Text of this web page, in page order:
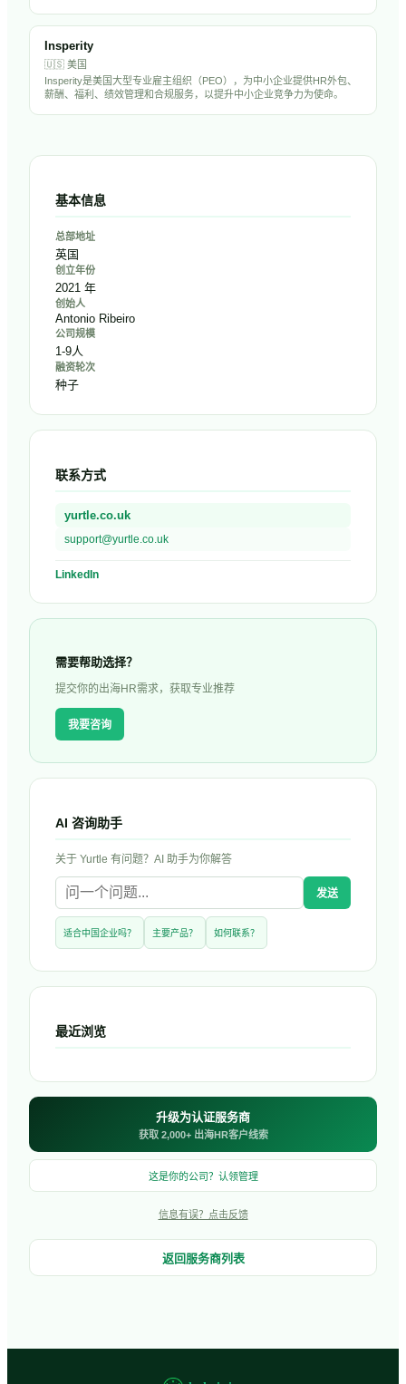
Insperity
🇺🇸 美国
Insperity是美国大型专业雇主组织（PEO），为中小企业提供HR外包、
薪酬、福利、绩效管理和合规服务，以提升中小企业竞争力为使命。
基本信息
总部地址
英国
创立年份
2021 年
创始人
Antonio Ribeiro
公司规模
1-9人
融资轮次
种子
联系方式
yurtle.co.uk
support@yurtle.co.uk
LinkedIn
需要帮助选择？
提交你的出海HR需求，获取专业推荐
我要咨询
AI 咨询助手
关于 Yurtle 有问题？AI 助手为你解答
发送
适合中国企业吗？ 主要产品？ 如何联系？
最近浏览
升级为认证服务商
获取 2,000+ 出海HR客户线索
这是你的公司？认领管理
信息有误？点击反馈
返回服务商列表